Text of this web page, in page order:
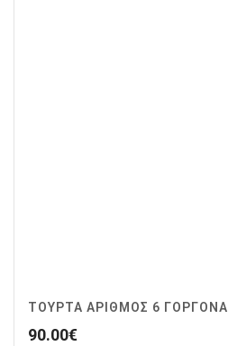
ΤΟΥΡΤΑ ΑΡΙΘΜΟΣ 6 ΓΟΡΓΟΝΑ
90.00€